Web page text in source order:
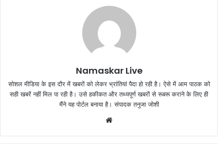
Namaskar Live
सोशल मीडिया के इस दौर में खबरों को लेकर भ्रांतियां पैदा हो रही है। ऐसे में आम पाठक को
सही खबरें नहीं मिल पा रही है। उसे हकीकत और तथ्यपूर्ण खबरों से रूबरू कराने के लिए ही
मैंने यह पोर्टल बनाया है। संपादक तनुजा जोशी